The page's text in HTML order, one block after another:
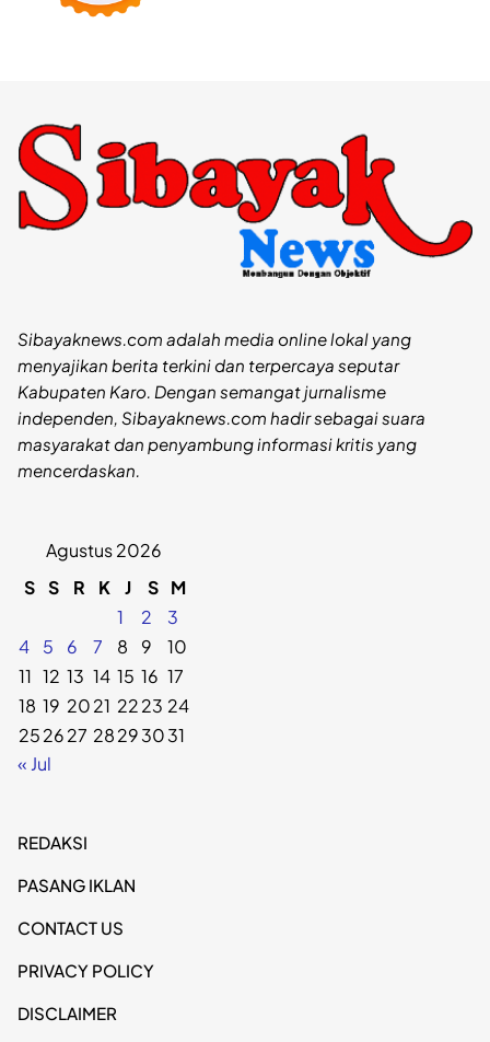
Sibayaknews.com adalah media online lokal yang
menyajikan berita terkini dan terpercaya seputar
Kabupaten Karo. Dengan semangat jurnalisme
independen, Sibayaknews.com hadir sebagai suara
masyarakat dan penyambung informasi kritis yang
mencerdaskan.
Agustus 2026
S S R K J S M
1
2
3
4
5 6 7 8 9
10
11 12 13 14 15 16 17
18 19 2021 2223 24
252627 28293031
« Jul
REDAKSI
PASANG IKLAN
CONTACT US
PRIVACY POLICY
DISCLAIMER